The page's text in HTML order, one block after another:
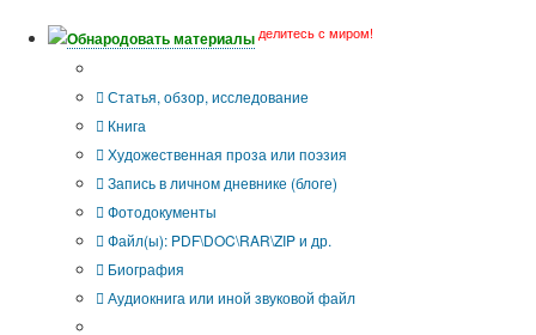
Обнародовать материалы делитесь с миром!
Статья, обзор, исследование
Книга
Художественная проза или поэзия
Запись в личном дневнике (блоге)
Фотодокументы
Файл(ы): PDF\DOC\RAR\ZIP и др.
Биография
Аудиокнига или иной звуковой файл